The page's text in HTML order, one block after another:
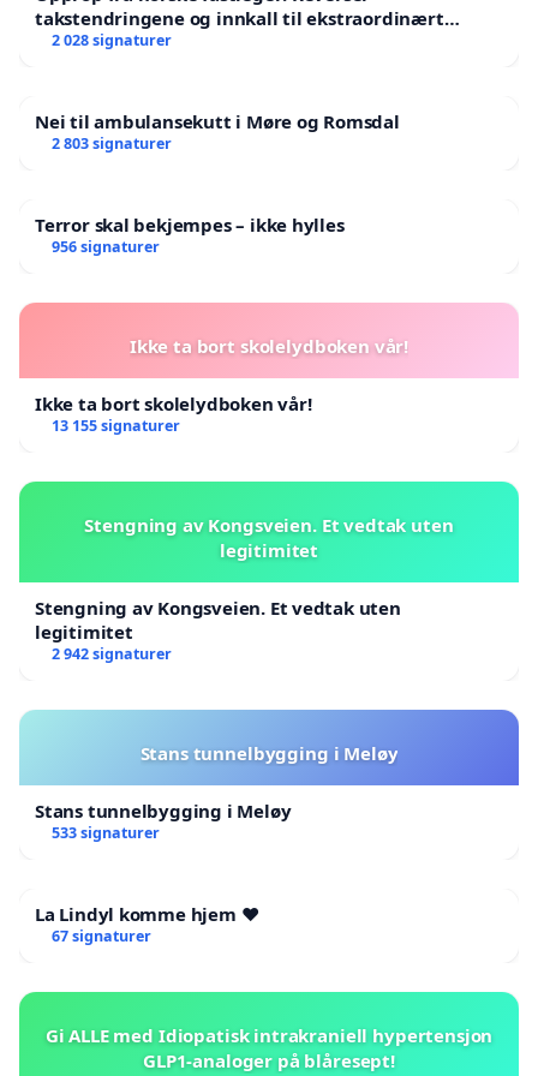
det er dårlig tid. Jo flere som sender inn klage jo
sende inn egen klage.
til et bedre sted å bo!
takstendringene og innkall til ekstraordinært
landsråd
2 028 signaturer
Nei til ambulansekutt i Møre og Romsdal
2 803 signaturer
Terror skal bekjempes – ikke hylles
956 signaturer
Ikke ta bort skolelydboken vår!
Ikke ta bort skolelydboken vår!
13 155 signaturer
Stengning av Kongsveien. Et vedtak uten
legitimitet
Stengning av Kongsveien. Et vedtak uten
legitimitet
2 942 signaturer
Stans tunnelbygging i Meløy
Stans tunnelbygging i Meløy
533 signaturer
La Lindyl komme hjem ❤️
67 signaturer
Gi ALLE med Idiopatisk intrakraniell hypertensjon
GLP1-analoger på blåresept!